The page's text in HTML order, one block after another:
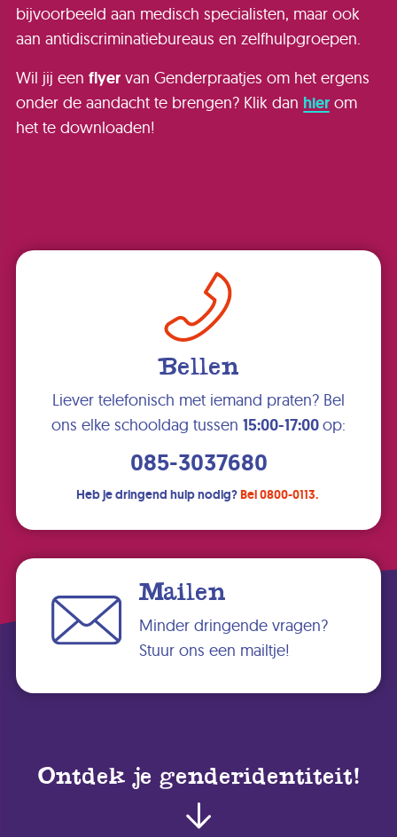
bijvoorbeeld aan medisch specialisten, maar ook
aan antidiscriminatiebureaus en zelfhulpgroepen.
Wil jij een flyervan Genderpraatjes om het ergens
onder de aandacht te brengen? Klik dan hierom
het te downloaden!
Bellen
Liever telefonisch met iemand praten? Bel
ons elke schooldag tussen 15:00-17:00op:
085-3037680
Heb je dringend hulp nodig? Bel 0800-0113.
Mailen
Minder dringende vragen?
Stuur ons een mailtje!
Ontdek je genderidentiteit!